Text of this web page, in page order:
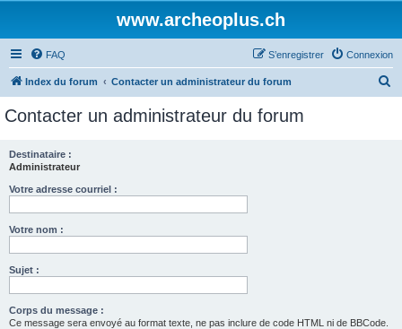
www.archeoplus.ch
FAQ Connexion
S’enregistrer
Index du forum Contacter un administrateur du forum
Contacter un administrateur du forum
Destinataire :
Administrateur
Votre adresse courriel :
Votre nom :
Sujet :
Corps du message :
Ce message sera envoyé au format texte, ne pas inclure de code HTML ni de BBCode.